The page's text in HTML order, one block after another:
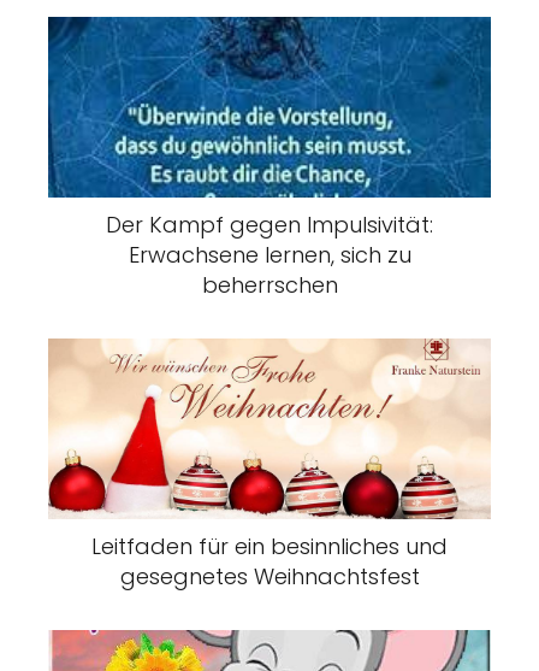
Der Kampf gegen Impulsivität:
Erwachsene lernen, sich zu
beherrschen
Leitfaden für ein besinnliches und
gesegnetes Weihnachtsfest